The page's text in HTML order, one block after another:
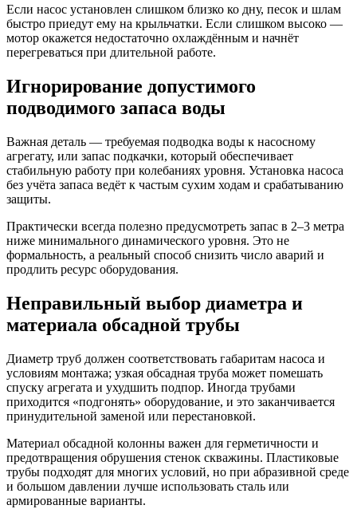
Если насос установлен слишком близко ко дну, песок и шлам
быстро приедут ему на крыльчатки. Если слишком высоко —
мотор окажется недостаточно охлаждённым и начнёт
перегреваться при длительной работе.
Игнорирование допустимого
подводимого запаса воды
Важная деталь — требуемая подводка воды к насосному
агрегату, или запас подкачки, который обеспечивает
стабильную работу при колебаниях уровня. Установка насоса
без учёта запаса ведёт к частым сухим ходам и срабатыванию
защиты.
Практически всегда полезно предусмотреть запас в 2–3 метра
ниже минимального динамического уровня. Это не
формальность, а реальный способ снизить число аварий и
продлить ресурс оборудования.
Неправильный выбор диаметра и
материала обсадной трубы
Диаметр труб должен соответствовать габаритам насоса и
условиям монтажа; узкая обсадная труба может помешать
спуску агрегата и ухудшить подпор. Иногда трубами
приходится «подгонять» оборудование, и это заканчивается
принудительной заменой или перестановкой.
Материал обсадной колонны важен для герметичности и
предотвращения обрушения стенок скважины. Пластиковые
трубы подходят для многих условий, но при абразивной среде
и большом давлении лучше использовать сталь или
армированные варианты.